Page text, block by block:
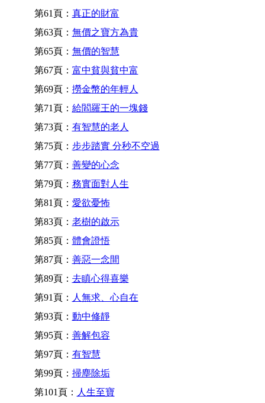
第61頁： 真正的財富
第63頁： 無價之寶方為貴
第65頁： 無價的智慧
第67頁： 富中貧與貧中富
第69頁： 撈金幣的年輕人
第71頁： 給閻羅王的一塊錢
第73頁： 有智慧的老人
第75頁： 步步踏實 分秒不空過
第77頁： 善變的心念
第79頁： 務實面對人生
第81頁： 愛欲憂怖
第83頁： 老樹的啟示
第85頁： 體會證悟
第87頁： 善惡一念間
第89頁： 去瞋心得喜樂
第91頁： 人無求、心自在
第93頁： 動中修靜
第95頁： 善解包容
第97頁： 有智慧
第99頁： 掃塵除垢
第101頁： 人生至寶